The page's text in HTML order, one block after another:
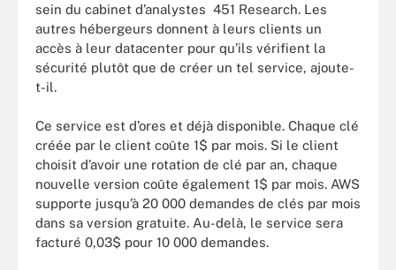
sein du cabinet d’analystes 451 Research. Les
autres hébergeurs donnent à leurs clients un
accès à leur datacenter pour qu’ils vérifient la
sécurité plutôt que de créer un tel service, ajoute-
t-il.
Ce service est d’ores et déjà disponible. Chaque clé
créée par le client coûte 1$ par mois. Si le client
choisit d’avoir une rotation de clé par an, chaque
nouvelle version coûte également 1$ par mois. AWS
supporte jusqu’à 20 000 demandes de clés par mois
dans sa version gratuite. Au-delà, le service sera
facturé 0,03$ pour 10 000 demandes.